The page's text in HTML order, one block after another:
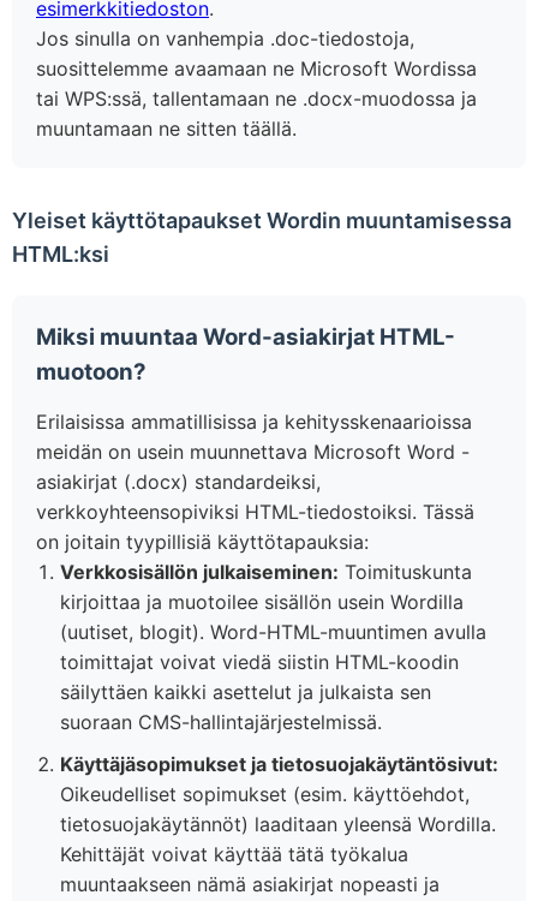
esimerkkitiedoston.
Jos sinulla on vanhempia .doc-tiedostoja,
suosittelemme avaamaan ne Microsoft Wordissa
tai WPS:ssä, tallentamaan ne .docx-muodossa ja
muuntamaan ne sitten täällä.
Yleiset käyttötapaukset Wordin muuntamisessa
HTML:ksi
Miksi muuntaa Word-asiakirjat HTML-
muotoon?
Erilaisissa ammatillisissa ja kehitysskenaarioissa
meidän on usein muunnettava Microsoft Word -
asiakirjat (.docx) standardeiksi,
verkkoyhteensopiviksi HTML-tiedostoiksi. Tässä
on joitain tyypillisiä käyttötapauksia:
Verkkosisällön julkaiseminen: Toimituskunta
kirjoittaa ja muotoilee sisällön usein Wordilla
(uutiset, blogit). Word-HTML-muuntimen avulla
toimittajat voivat viedä siistin HTML-koodin
säilyttäen kaikki asettelut ja julkaista sen
suoraan CMS-hallintajärjestelmissä.
Käyttäjäsopimukset ja tietosuojakäytäntösivut:
Oikeudelliset sopimukset (esim. käyttöehdot,
tietosuojakäytännöt) laaditaan yleensä Wordilla.
Kehittäjät voivat käyttää tätä työkalua
muuntaakseen nämä asiakirjat nopeasti ja